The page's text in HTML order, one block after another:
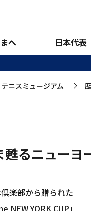
へ 日本代表
クカップ
>
テニスミュージアム >
甦るニューヨ
楽部から贈られた
NEW YORK CUP」